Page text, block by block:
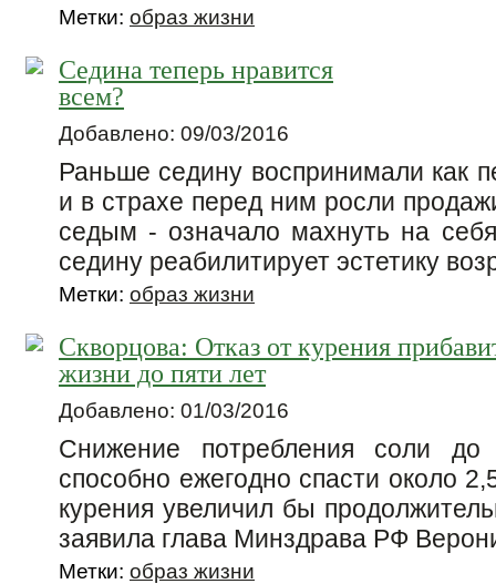
Метки: образ жизни
Седина теперь нравится
всем?
Добавлено: 09/03/2016
Раньше седину воспринимали как
и в страхе перед ним росли
седым - означало махнуть на
седину реабилитирует эстетику
Метки: образ жизни
Скворцова: Отказ от курения
жизни до пяти лет
Добавлено: 01/03/2016
Снижение потребления соли
способно ежегодно спасти около
курения увеличил бы
заявила глава Минздрава РФ
Метки: образ жизни